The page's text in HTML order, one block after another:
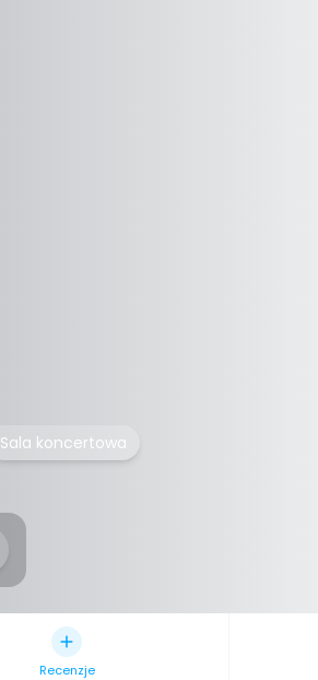
Sala koncertowa
Recenzje